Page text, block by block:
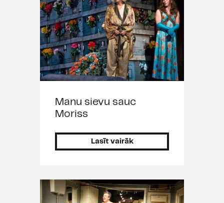
Manu sievu sauc
Moriss
Lasīt vairāk